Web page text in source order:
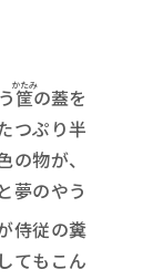
筐
かたみの蓋を
つぷり半
物が、
夢のやう
侍従の糞
てもこん